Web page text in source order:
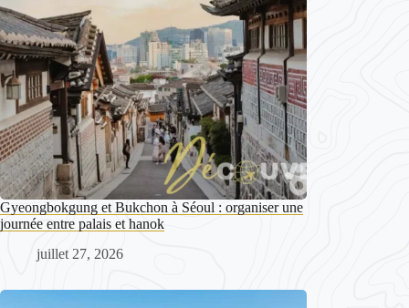
Gyeongbokgung et Bukchon à Séoul : organiser une
journée entre palais et hanok
juillet 27, 2026